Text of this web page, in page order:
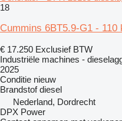
18
Cummins 6BT5.9-G1 - 110
€ 17.250 Exclusief BTW
Industriële machines -
2025
Conditie nieuw
Brandstof diesel
Nederland, Dordrecht
DPX Power